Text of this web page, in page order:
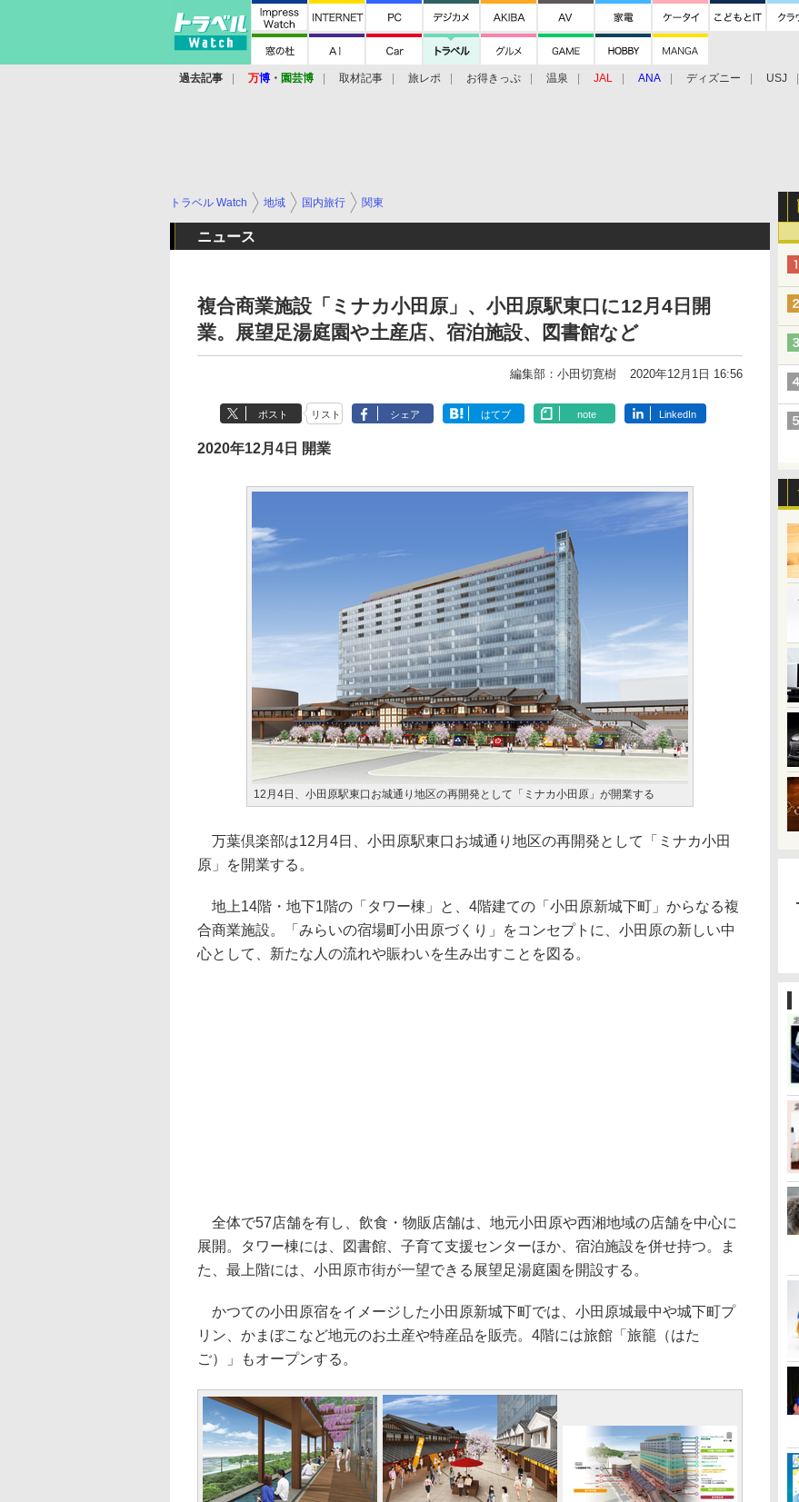
過去記事 万博 ・ 園芸博 取材記事 旅レポ お得きっぷ 温泉 JAL ANA ディズニー USJ
トラベル Watch 地域 国内旅行 関東
ニュース
複合商業施設「ミナカ小田原」、小田原駅東口に12月4日開
業。展望足湯庭園や土産店、宿泊施設、図書館など
編集部：小田切寛樹 2020年12月1日 16:56
ポスト リスト シェア はてブ note LinkedIn
2020年12月4日 開業
12月4日、小田原駅東口お城通り地区の再開発として「ミナカ小田原」が開業する
万葉倶楽部は12月4日、小田原駅東口お城通り地区の再開発として「ミナカ小田
原」を開業する。
地上14階・地下1階の「タワー棟」と、4階建ての「小田原新城下町」からなる複
合商業施設。「みらいの宿場町小田原づくり」をコンセプトに、小田原の新しい中
心として、新たな人の流れや賑わいを生み出すことを図る。
全体で57店舗を有し、飲食・物販店舗は、地元小田原や西湘地域の店舗を中心に
展開。タワー棟には、図書館、子育て支援センターほか、宿泊施設を併せ持つ。ま
た、最上階には、小田原市街が一望できる展望足湯庭園を開設する。
かつての小田原宿をイメージした小田原新城下町では、小田原城最中や城下町プ
リン、かまぼこなど地元のお土産や特産品を販売。4階には旅館「旅籠（はた
ご）」もオープンする。